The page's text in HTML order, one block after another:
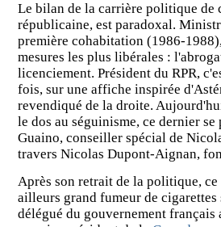
Le bilan de la carrière politique de
républicaine, est paradoxal.
première cohabitation (1986-
mesures les plus libérales :
licenciement. Président du RPR,
fois, sur une affiche inspirée
revendiqué de la droite.
le dos au séguinisme, ce dernier
Guaino, conseiller spécial de
travers Nicolas Dupont-Aignan,
Après son retrait de la politique,
ailleurs grand fumeur de
délégué du gouvernement